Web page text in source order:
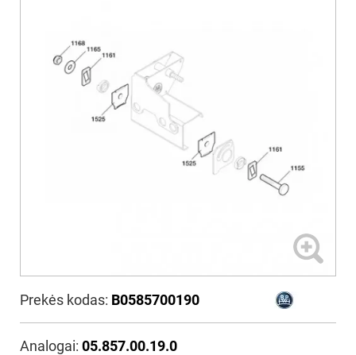
Prekės kodas: B0585700190
Analogai: 05.857.00.19.0